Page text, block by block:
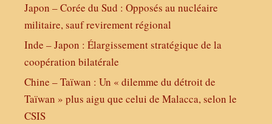
Japon – Corée du Sud : Opposés au nucléaire
militaire, sauf revirement régional
Inde – Japon : Élargissement stratégique de la
coopération bilatérale
Chine – Taïwan : Un « dilemme du détroit de
Taïwan » plus aigu que celui de Malacca, selon le
CSIS